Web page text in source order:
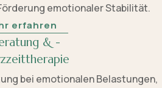
emotionaler Stabilität.
erfahren
& -
bei emotionalen Belastungen,